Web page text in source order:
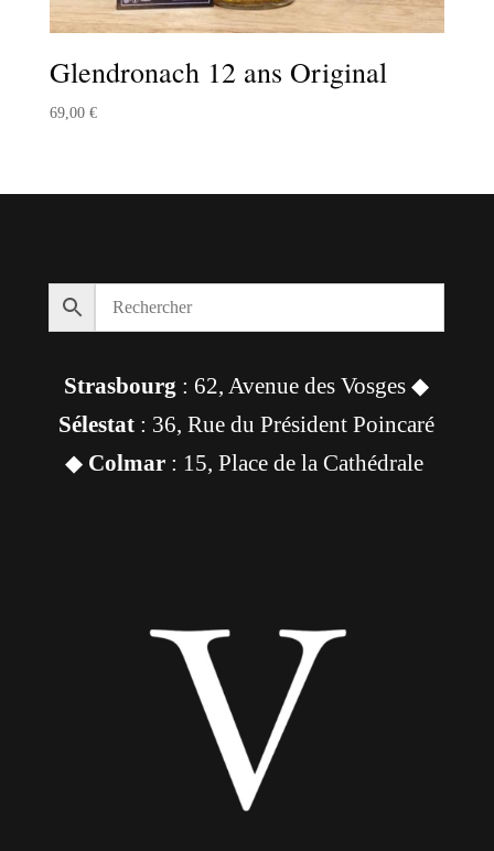
Glendronach 12 ans Original
69,00 €
Strasbourg : 62, Avenue des Vosges ◆
Sélestat : 36, Rue du Président Poincaré
◆ Colmar: 15, Place de la Cathédrale